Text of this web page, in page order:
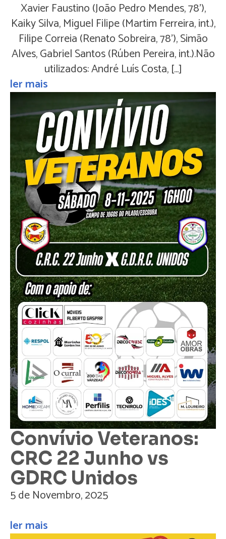
Xavier Faustino (João Pedro Mendes, 78'),
Kaiky Silva, Miguel Filipe (Martim Ferreira, int.),
Filipe Correia (Renato Sobreira, 78'), Simão
Alves, Gabriel Santos (Rúben Pereira, int.).Não
utilizados: André Luís Costa, […]
ler mais
Convívio Veteranos:
CRC 22 Junho vs
GDRC Unidos
5 de Novembro, 2025
ler mais